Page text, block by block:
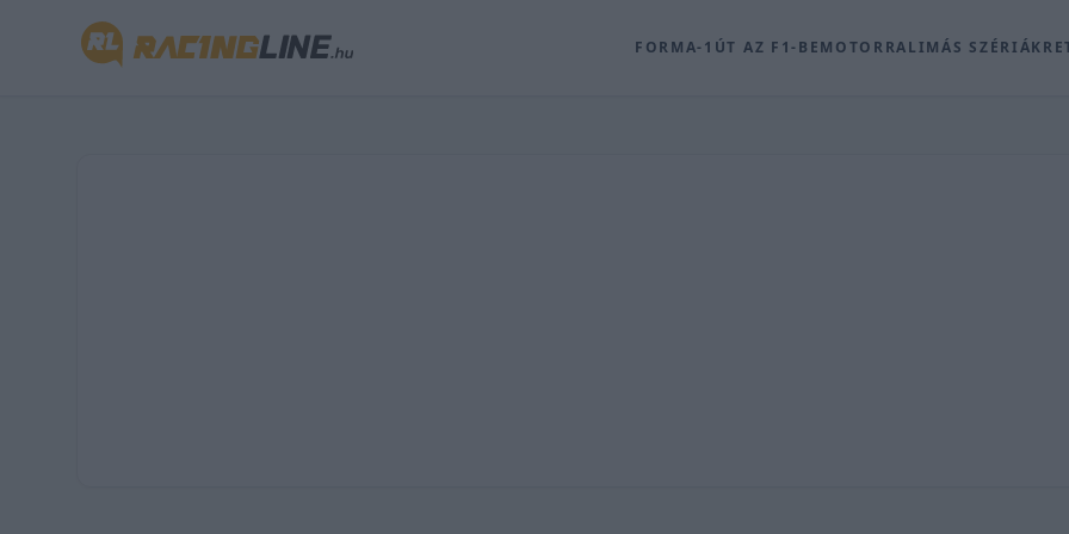
FORMA-1 ÚT AZ F1-BEMOTORRALIMÁS SZÉRIÁK